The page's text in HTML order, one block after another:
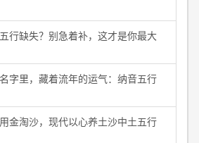
行缺失？别急着补，这才是你最大
字里，藏着流年的运气：纳音五行
金淘沙，现代以心养土沙中土五行